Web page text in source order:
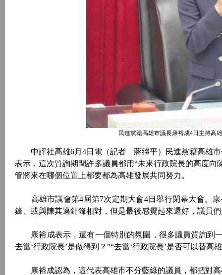
民進黨籍高雄市議長康裕成4日主持
中評社高雄6月4日電（記者 蔣繼平）民進黨籍高雄市
表示，這次質詢期間許多議員都用“未來行政院長的高度
管將來在哪個位置上都要都為高雄發展共同努力。
高雄市議會第4屆第7次定期大會4日舉行閉幕大會。康
鋒、或與陳其邁針鋒相對，但是最後感覺起來還好，議員
康裕成表示，還有一個特別的氛圍，很多議員質詢到一
去當‘行政院長’是做得到？”“去當‘行政院長’是否可以替高
康裕成認為，這代表高雄市不分藍綠的議員，都把對高